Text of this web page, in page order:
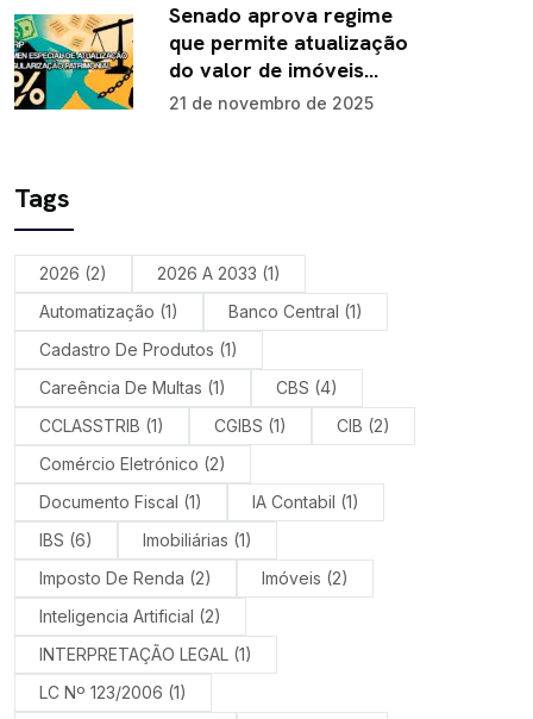
Senado aprova regime
que permite atualização
do valor de imóveis…
21 de novembro de 2025
Tags
2026 (2) 2026 A 2033 (1)
Automatização (1) Banco Central (1)
Cadastro De Produtos (1)
Careência De Multas (1) CBS (4)
CCLASSTRIB (1) CGIBS (1) CIB (2)
Comércio Eletrónico (2)
Documento Fiscal (1) IA Contabil (1)
IBS (6) Imobiliárias (1)
Imposto De Renda (2) Imóveis (2)
Inteligencia Artificial (2)
INTERPRETAÇÃO LEGAL (1)
LC Nº 123/2006 (1)